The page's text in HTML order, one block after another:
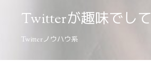
Twitterが趣味でして
Twitterノウハウ系